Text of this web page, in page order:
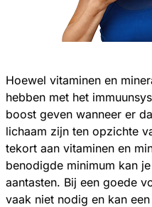
Hoewel vitaminen en
hebben met het
boost geven wanneer er
lichaam zijn ten opzichte
tekort aan vitaminen en
benodigde minimum kan
aantasten. Bij een goede
vaak niet nodig en kan